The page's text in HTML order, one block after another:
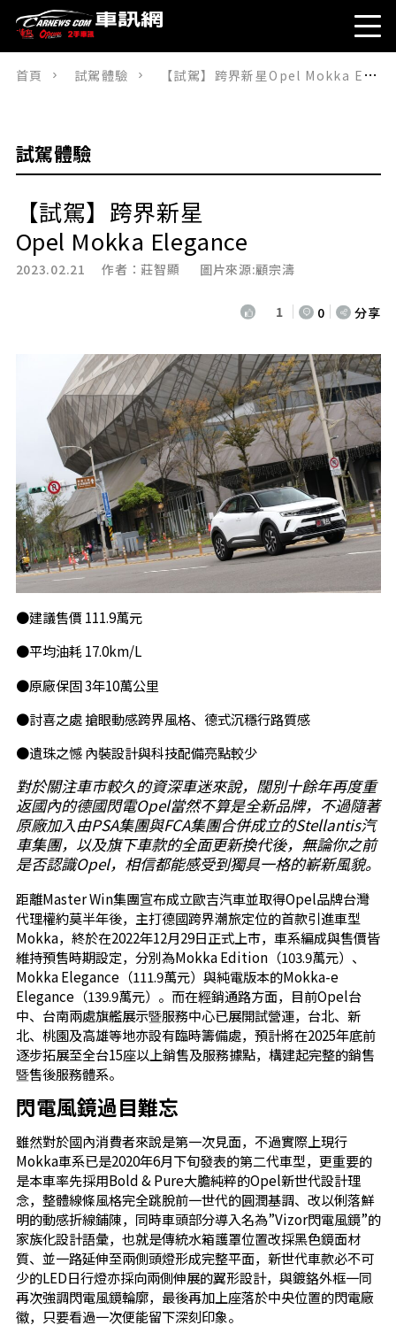
首頁 試駕體驗 【試駕】跨界新星Opel Mokka Elegance
試駕體驗
【試駕】跨界新星
Opel Mokka Elegance
2023.02.21 作者：莊智顯 圖片來源:顧宗濤
1 0 分享
●建議售價 111.9萬元
●平均油耗 17.0km/L
●原廠保固 3年10萬公里
●討喜之處 搶眼動感跨界風格、德式沉穩行路質感
●遺珠之憾 內裝設計與科技配備亮點較少
對於關注車市較久的資深車迷來說，闊別十餘年再度重
返國內的德國閃電Opel當然不算是全新品牌，不過隨著
原廠加入由PSA集團與FCA集團合併成立的Stellantis汽
車集團，以及旗下車款的全面更新換代後，無論你之前
是否認識Opel，相信都能感受到獨具一格的嶄新風貌。
距離Master Win集團宣布成立歐吉汽車並取得Opel品牌台灣
代理權約莫半年後，主打德國跨界潮旅定位的首款引進車型
Mokka，終於在2022年12月29日正式上市，車系編成與售價皆
維持預售時期設定，分別為Mokka Edition（103.9萬元）、
Mokka Elegance（111.9萬元）與純電版本的Mokka-e
Elegance（139.9萬元）。而在經銷通路方面，目前Opel台
中、台南兩處旗艦展示暨服務中心已展開試營運，台北、新
北、桃園及高雄等地亦設有臨時籌備處，預計將在2025年底前
逐步拓展至全台15座以上銷售及服務據點，構建起完整的銷售
暨售後服務體系。
閃電風鏡過目難忘
雖然對於國內消費者來說是第一次見面，不過實際上現行
Mokka車系已是2020年6月下旬發表的第二代車型，更重要的
是本車率先採用Bold & Pure大膽純粹的Opel新世代設計理
念，整體線條風格完全跳脫前一世代的圓潤基調、改以俐落鮮
明的動感折線鋪陳，同時車頭部分導入名為”Vizor閃電風鏡”的
家族化設計語彙，也就是傳統水箱護罩位置改採黑色鏡面材
質、並一路延伸至兩側頭燈形成完整平面，新世代車款必不可
少的LED日行燈亦採向兩側伸展的翼形設計，與鍍鉻外框一同
再次強調閃電風鏡輪廓，最後再加上座落於中央位置的閃電廠
徽，只要看過一次便能留下深刻印象。